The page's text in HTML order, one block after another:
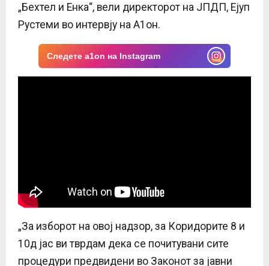
„Бехтел и Енка“, вели директорот на ЈПДП, Ејуп
Рустеми во интервју на А1он.
Следете a1on на Instagram
„За изборот на овој надзор, за Коридорите 8 и
10д јас ви тврдам дека се почитувани сите
процедури предвидени во Законот за јавни